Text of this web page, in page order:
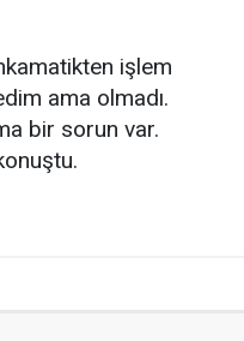
işlem
ama olmadı.
bir sorun var.